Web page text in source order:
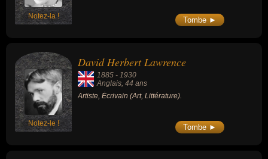
Notez-la ! Tombe ►
Notez-le !
David Herbert Lawrence
1885 - 1930
Anglais, 44 ans
Artiste, Écrivain (Art, Littérature).
Tombe ►